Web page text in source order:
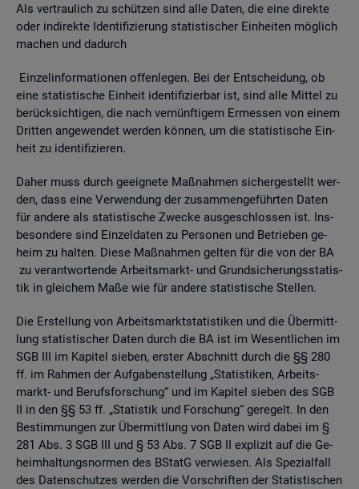
Als ver­trau­lich zu schüt­zen sind alle Daten, die eine di­rek­te
oder in­di­rek­te Iden­ti­fi­zie­rung sta­tis­ti­scher Ein­hei­ten mög­lich
ma­chen und da­durch
Ein­zel­in­for­ma­tio­nen of­fen­le­gen. Bei der Ent­schei­dung, ob
eine sta­tis­ti­sche Ein­heit iden­ti­fi­zier­bar ist, sind alle Mit­tel zu
be­rück­sich­ti­gen, die nach ver­nünf­ti­gem Er­mes­sen von einem
Drit­ten an­ge­wen­det wer­den kön­nen, um die sta­tis­ti­sche Ein­
heit zu iden­ti­fi­zie­ren.
Daher muss durch ge­eig­ne­te Maß­nah­men si­cher­ge­stellt wer­
den, dass eine Ver­wen­dung der zu­sam­men­ge­führ­ten Daten
für an­de­re als sta­tis­ti­sche Zwe­cke aus­ge­schlos­sen ist. Ins­
be­son­de­re sind Ein­zel­da­ten zu Per­so­nen und Be­trie­ben ge­
heim zu hal­ten. Diese Maß­nah­men gel­ten für die von der BA
zu ver­ant­wor­ten­de Ar­beits­markt- und Grund­si­che­rungs­sta­tis­
tik in glei­chem Maße wie für an­de­re sta­tis­ti­sche Stel­len.
Die Er­stel­lung von Ar­beits­markt­sta­tis­ti­ken und die Über­mitt­
lung sta­tis­ti­scher Daten durch die BA ist im We­sent­li­chen im
SGB III im Ka­pi­tel sie­ben, ers­ter Ab­schnitt durch die §§ 280
ff. im Rah­men der Auf­ga­ben­stel­lung „Sta­tis­ti­ken, Ar­beits­
markt- und Be­rufs­for­schung“ und im Ka­pi­tel sie­ben des SGB
II in den §§ 53 ff. „Sta­tis­tik und For­schung“ ge­re­gelt. In den
Be­stim­mun­gen zur Über­mitt­lung von Daten wird dabei im §
281 Abs. 3 SGB III und § 53 Abs. 7 SGB II ex­pli­zit auf die Ge­
heim­hal­tungs­nor­men des BStatG ver­wie­sen. Als Spe­zi­al­fall
des Da­ten­schut­zes wer­den die Vor­schrif­ten der Sta­tis­ti­schen